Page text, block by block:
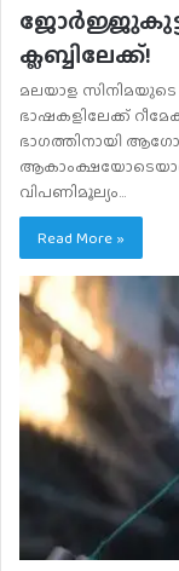
ക്ലബ്ബിലേക്ക്!
മലയാള
ഭാഷകളിലേക്ക്
ഭാഗത്തിനായി
വിപണിമൂല്യം…
Read More »